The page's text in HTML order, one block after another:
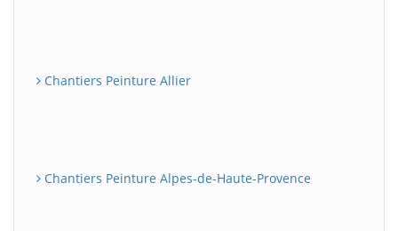
Chantiers Peinture Allier
Chantiers Peinture Alpes-de-Haute-Provence